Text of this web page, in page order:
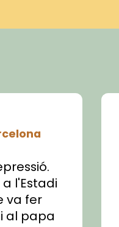
l'Estadi
va fer
al papa